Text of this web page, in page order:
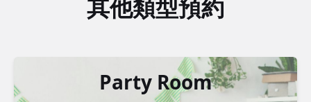
其他類型預約
Party Room